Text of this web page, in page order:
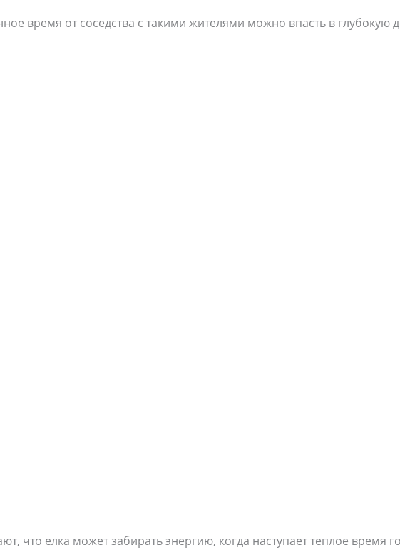
время от соседства с такими жителями можно впасть в глубокую
что елка может забирать энергию, когда наступает теплое время